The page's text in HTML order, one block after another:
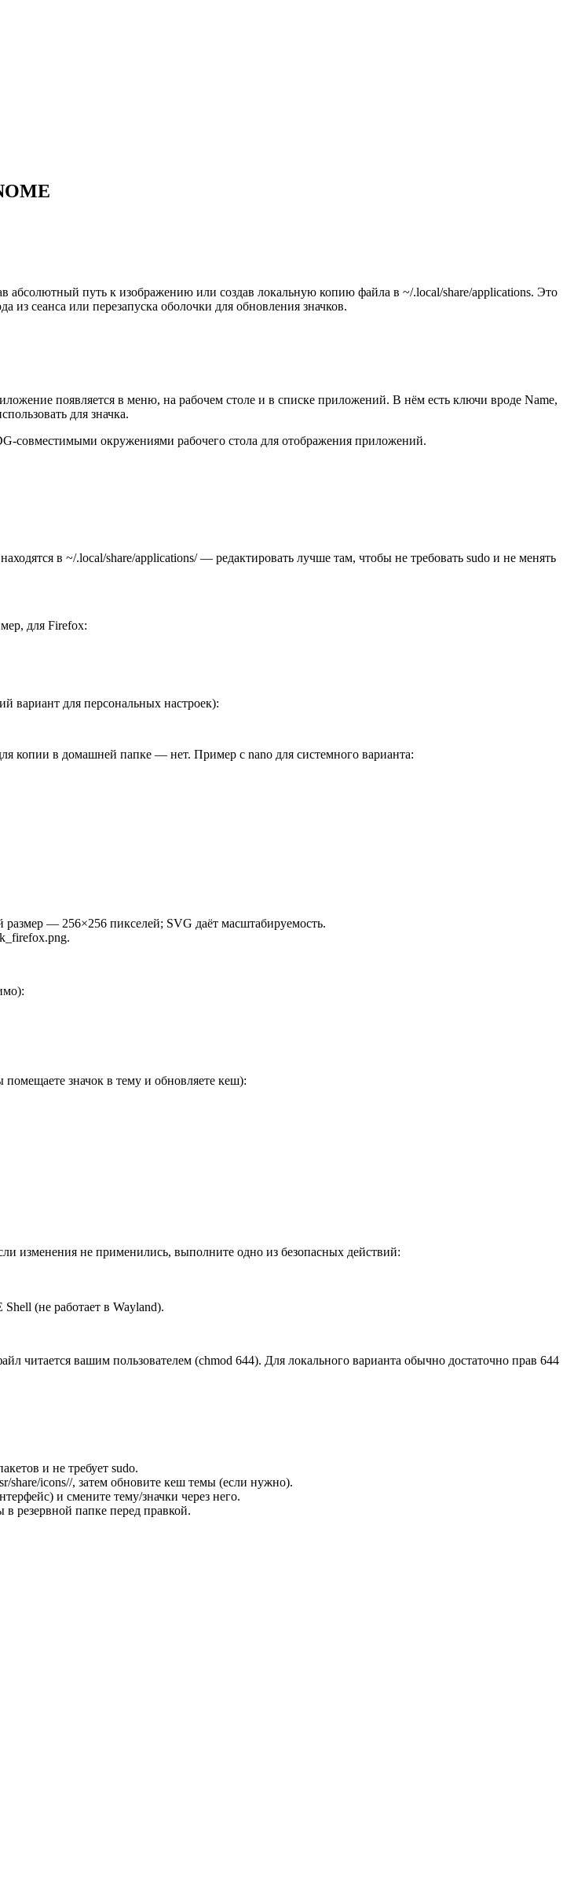
абсолютный путь к изображению или создав локальную копию файла в ~/.local/share/applications. Это
из сеанса или перезапуска оболочки для обновления значков.
появляется в меню, на рабочем столе и в списке приложений. В нём есть ключи вроде Name,
для значка.
совместимыми окружениями рабочего стола для отображения приложений.
в ~/.local/share/applications/ — редактировать лучше там, чтобы не требовать sudo и не менять
для Firefox:
вариант для персональных настроек):
копии в домашней папке — нет. Пример с nano для системного варианта:
— 256×256 пикселей; SVG даёт масштабируемость.
значок в тему и обновляете кеш):
изменения не применились, выполните одно из безопасных действий:
(не работает в Wayland).
читается вашим пользователем (chmod 644). Для локального варианта обычно достаточно прав 644
и не требует sudo.
share/icons//, затем обновите кеш темы (если нужно).
и смените тему/значки через него.
резервной папке перед правкой.